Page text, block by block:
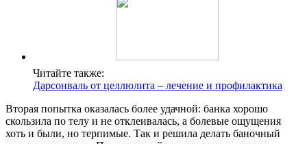
Читайте также:
Дарсонваль от целлюлита – лечение и профилактика
Вторая попытка оказалась более удачной: банка хорошо
скользила по телу и не отклеивалась, а болевые ощущения
хоть и были, но терпимые. Так и решила делать баночный